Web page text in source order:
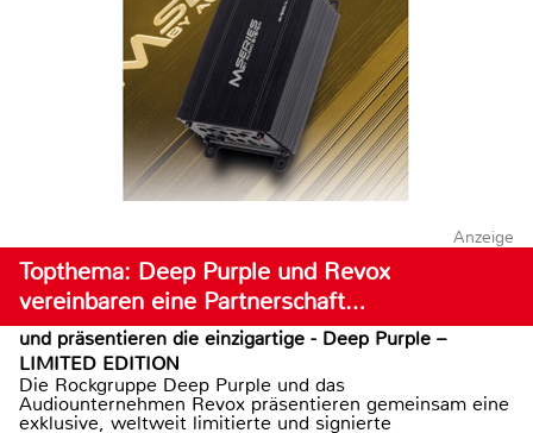
Anzeige
Topthema: Deep Purple und Revox
vereinbaren eine Partnerschaft…
und präsentieren die einzigartige - Deep Purple –
LIMITED EDITION
Die Rockgruppe Deep Purple und das
Audiounternehmen Revox präsentieren gemeinsam eine
exklusive, weltweit limitierte und signierte